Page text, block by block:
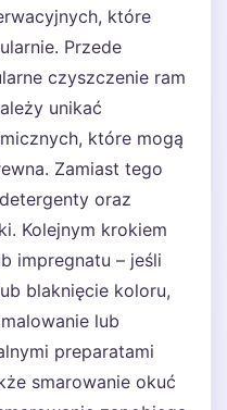
które
Przede
czyszczenie ram
unikać
które mogą
Zamiast tego
oraz
Kolejnym krokiem
impregnatu – jeśli
blaknięcie koloru,
lub
preparatami
smarowanie okuć